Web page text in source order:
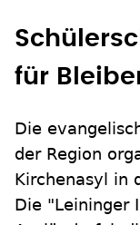
für
Die
der Region
Kirchenasyl in
Die "Leininger